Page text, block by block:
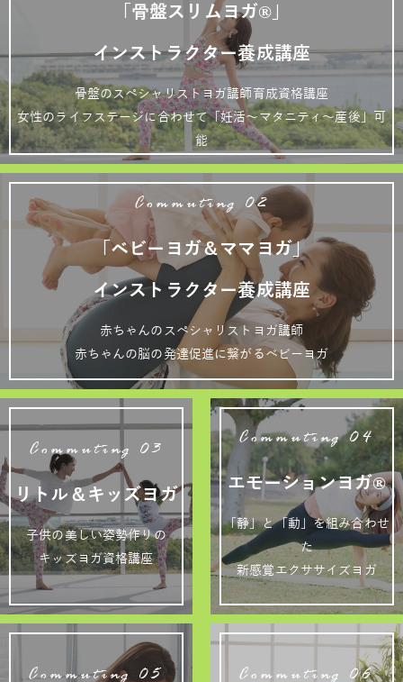
「骨盤スリムヨガ®」
インストラクター養成講座
骨盤のスペシャリストヨガ講師育成資格講座
女性のライフステージに合わせて「妊活～マタニティ～産後」可
能
Commuting 02
「ベビーヨガ＆ママヨガ」
インストラクター養成講座
赤ちゃんのスペシャリストヨガ講師
赤ちゃんの脳の発達促進に繋がるベビーヨガ
Commuting 03
リトル＆キッズヨガ
子供の美しい姿勢作りの
キッズヨガ資格講座
Commuting 04
エモーションヨガ®
「静」と「動」を組み合わせ
た
新感覚エクササイズヨガ
Commuting 05 Commuting 06